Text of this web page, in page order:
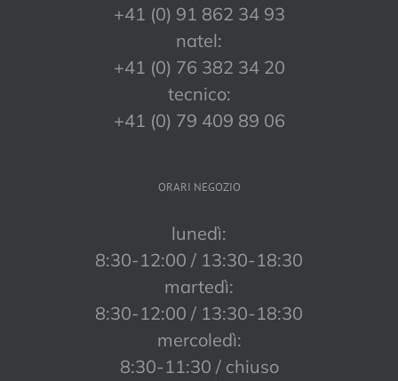
+41 (0) 91 862 34 93
natel:
+41 (0) 76 382 34 20
tecnico:
+41 (0) 79 409 89 06
ORARI NEGOZIO
lunedì:
8:30-12:00 / 13:30-18:30
martedì:
8:30-12:00 / 13:30-18:30
mercoledì:
8:30-11:30 / chiuso